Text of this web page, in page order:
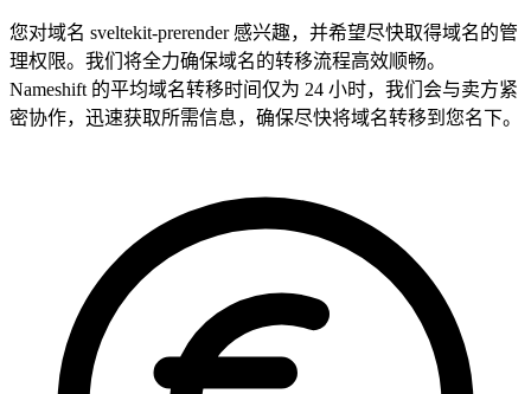
您对域名 sveltekit-prerender 感兴趣，并希望尽快取得域名的管
理权限。我们将全力确保域名的转移流程高效顺畅。
Nameshift 的平均域名转移时间仅为 24 小时，我们会与卖方紧
密协作，迅速获取所需信息，确保尽快将域名转移到您名下。